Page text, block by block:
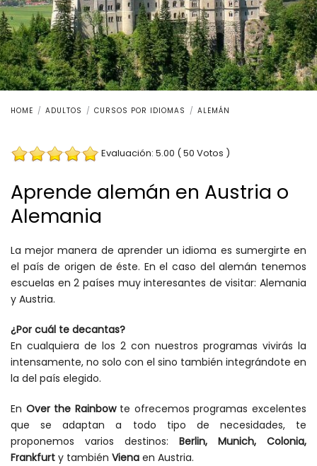
HOME ADULTOS CURSOS POR IDIOMAS ALEMÁN
Evaluación: 5.00 ( 50 Votos )
Aprende alemán en Austria o
Alemania
La mejor manera de aprender un idioma es sumergirte en
el país de origen de éste. En el caso del alemán tenemos
escuelas en 2 países muy interesantes de visitar: Alemania
y Austria.
¿Por cuál te decantas?
En cualquiera de los 2 con nuestros programas vivirás la
intensamente, no solo con el sino también integrándote en
la del país elegido.
En Over the Rainbowte ofrecemos programas excelentes
que se adaptan a todo tipo de necesidades, te
proponemos varios destinos: Berlin, Munich, Colonia,
Frankfurt y también Viena en Austria.